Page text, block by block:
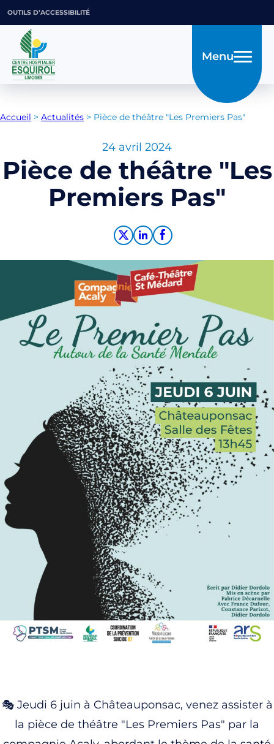
OUTILS D’ACCESSIBILITÉ
Menu
Accueil > Actualités > Pièce de théâtre "Les Premiers Pas"
24 avril 2024
Pièce de théâtre "Les
Premiers Pas"
🎭 Jeudi 6 juin à Châteauponsac, venez assister à
la pièce de théâtre "Les Premiers Pas" par la